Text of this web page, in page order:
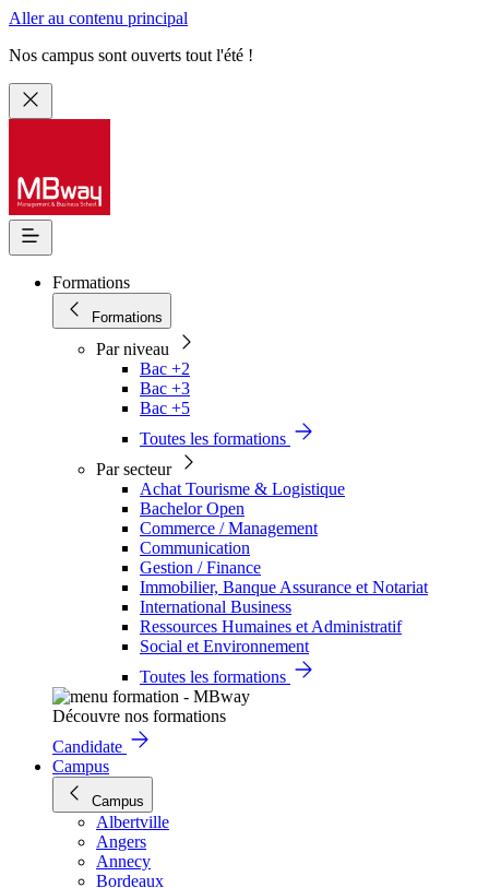
Aller au contenu principal
Nos campus sont ouverts tout l'été !
Formations
Formations
Par niveau
Bac +2
Bac +3
Bac +5
Toutes les formations
Par secteur
Achat Tourisme & Logistique
Bachelor Open
Commerce / Management
Communication
Gestion / Finance
Immobilier, Banque Assurance et Notariat
International Business
Ressources Humaines et Administratif
Social et Environnement
Toutes les formations
Découvre nos formations
Candidate
Campus
Campus
Albertville
Angers
Annecy
Bordeaux